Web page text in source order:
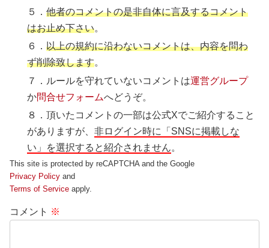
５．他者のコメントの是非自体に言及するコメント
はお止め下さい。
６．以上の規約に沿わないコメントは、内容を問わ
ず削除致します。
７．ルールを守れていないコメントは運営グループ
か問合せフォームへどうぞ。
８．頂いたコメントの一部は公式Xでご紹介すること
がありますが、非ログイン時に「SNSに掲載しな
い」を選択すると紹介されません。
This site is protected by reCAPTCHA and the Google
Privacy Policy and
Terms of Service apply.
コメント ※